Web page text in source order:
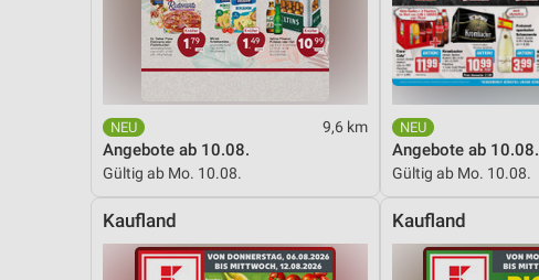
9,6 km
Angebote ab 10.08.
Gültig ab Mo. 10.08.
Angebote ab 10.08.
Gültig ab Mo. 10.08.
Kaufland Kaufland